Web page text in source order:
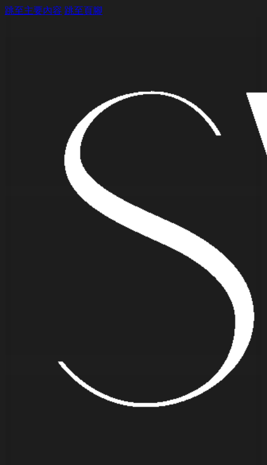
跳至主要內容 跳至頁腳